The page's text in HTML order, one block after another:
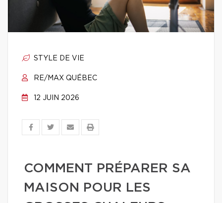
STYLE DE VIE
RE/MAX QUÉBEC
12 JUIN 2026
COMMENT PRÉPARER SA
MAISON POUR LES